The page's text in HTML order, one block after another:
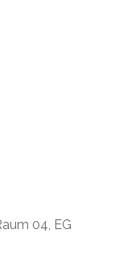
04, EG